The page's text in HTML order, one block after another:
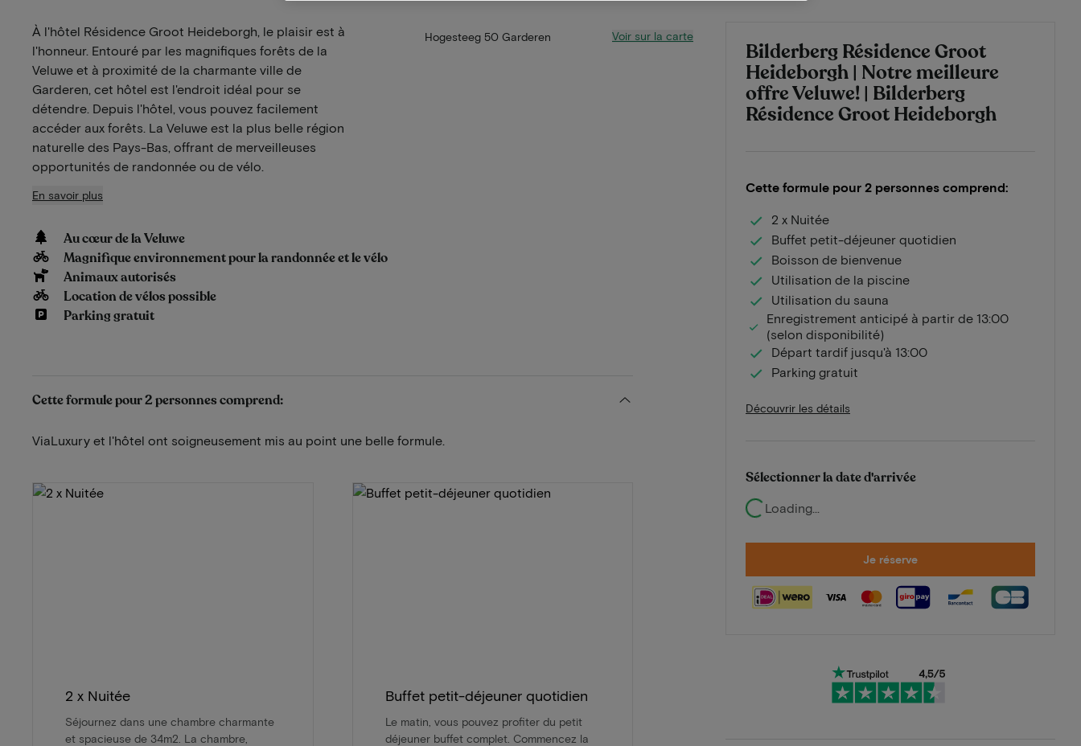
Bilderberg Résidence Groot
Heideborgh | Notre meilleure
offre Veluwe! | Bilderberg
Résidence Groot Heideborgh
Cette formule pour 2 personnes comprend:
2 x Nuitée
Buffet petit-déjeuner quotidien
Boisson de bienvenue
Utilisation de la piscine
Utilisation du sauna
Enregistrement anticipé à partir de 13:00
(selon disponibilité)
Départ tardif jusqu'à 13:00
Parking gratuit
Découvrir les détails
Sélectionner la date d'arrivée
Loading...
Je réserve
À l'hôtel Résidence Groot Heideborgh, le plaisir est à
l'honneur. Entouré par les magnifiques forêts de la
Veluwe et à proximité de la charmante ville de
Garderen, cet hôtel est l'endroit idéal pour se
détendre. Depuis l'hôtel, vous pouvez facilement
accéder aux forêts. La Veluwe est la plus belle région
naturelle des Pays-Bas, offrant de merveilleuses
opportunités de randonnée ou de vélo.
En savoir plus
Au cœur de la Veluwe
Magnifique environnement pour la randonnée et le vélo
Animaux autorisés
Location de vélos possible
Parking gratuit
Hogesteeg 50 Garderen Voir sur la carte
Cette formule pour 2 personnes comprend:
ViaLuxury et l'hôtel ont soigneusement mis au point une belle formule.
2 x Nuitée
Séjournez dans une chambre charmante
et spacieuse de 34m2. La chambre,
Buffet petit-déjeuner quotidien
Le matin, vous pouvez profiter du petit
déjeuner buffet complet. Commencez la